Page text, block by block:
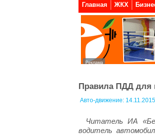
Главная ЖКХ
Правила ПДД для
Авто-движение:
Читатель ИА
водитель